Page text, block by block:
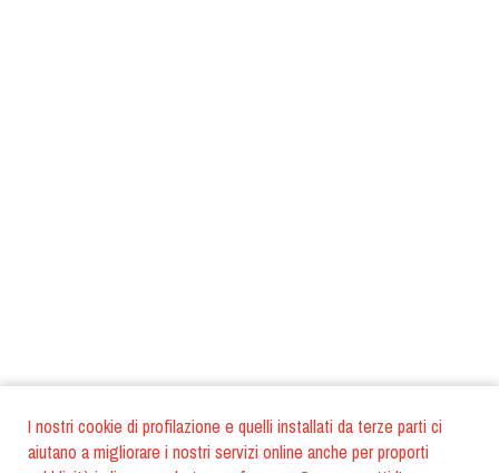
I nostri cookie di profilazione e quelli installati da terze parti ci
aiutano a migliorare i nostri servizi online anche per proporti